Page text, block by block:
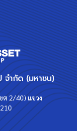
จำกัด (มหาชน)
ต 2/40) แขวง